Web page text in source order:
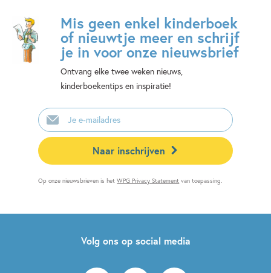
Mis geen enkel kinderboek
of nieuwtje meer en schrijf
je in voor onze nieuwsbrief
Ontvang elke twee weken nieuws,
kinderboekentips en inspiratie!
E-
mailadres
Naar inschrijven
Op onze nieuwsbrieven is hetWPG Privacy Statement van toepassing.
Volg ons op social media